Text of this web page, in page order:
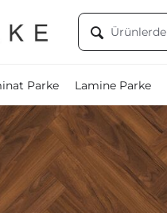
Parke Lamine Parke